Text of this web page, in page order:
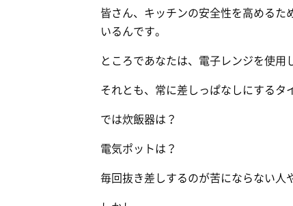
皆さん、キッチンの安全性を高めるた
いるんです。
ところであなたは、電子レンジを使用
それとも、常に差しっぱなしにするタ
では炊飯器は？
電気ポットは？
毎回抜き差しするのが苦にならない人